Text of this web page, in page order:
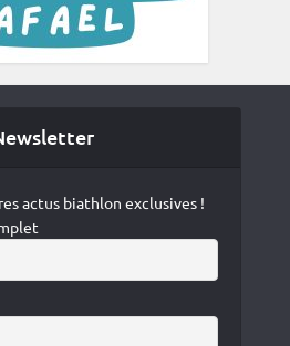
actus biathlon exclusives !